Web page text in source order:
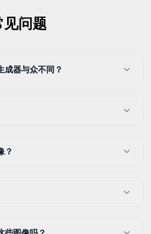
见问题
成器与众不同？
？